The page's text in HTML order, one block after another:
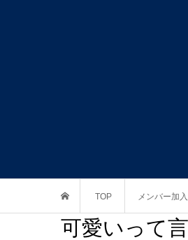
TOP メンバー加
可愛いって